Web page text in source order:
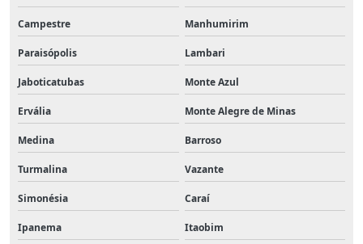
Campestre Manhumirim
Paraisópolis Lambari
Jaboticatubas Monte Azul
Ervália Monte Alegre de Minas
Medina Barroso
Turmalina Vazante
Simonésia Caraí
Ipanema Itaobim